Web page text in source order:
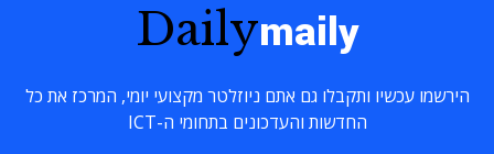
Dailymaily
הירשמו עכשיו ותקבלו גם אתם ניוזלטר מקצועי יומי, המרכז את כל
החדשות והעדכונים בתחומי ה-ICT